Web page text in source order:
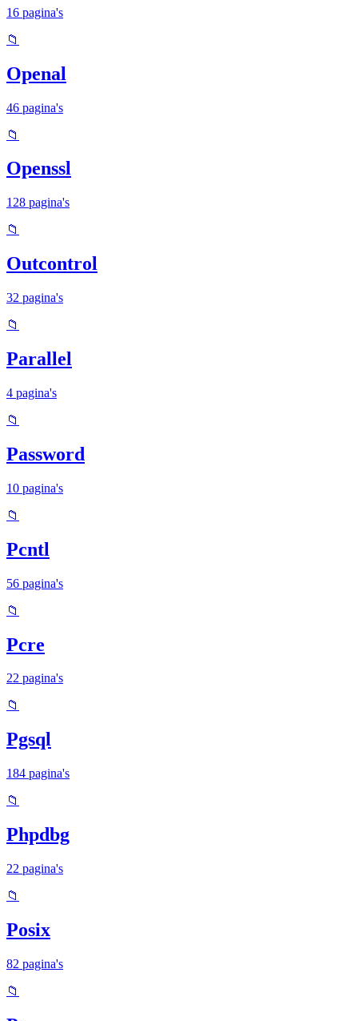
16 pagina's
📁
Openal
46 pagina's
📁
Openssl
128 pagina's
📁
Outcontrol
32 pagina's
📁
Parallel
4 pagina's
📁
Password
10 pagina's
📁
Pcntl
56 pagina's
📁
Pcre
22 pagina's
📁
Pgsql
184 pagina's
📁
Phpdbg
22 pagina's
📁
Posix
82 pagina's
📁